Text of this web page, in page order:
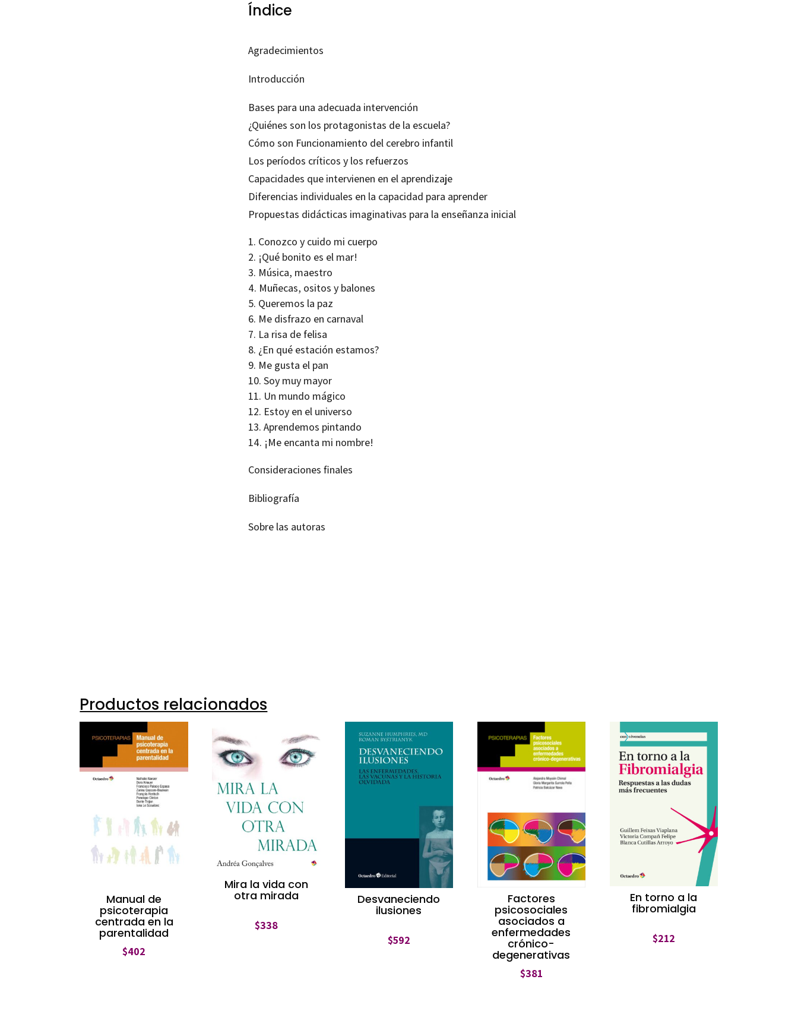
Índice
Agradecimientos
Introducción
Bases para una adecuada intervención
¿Quiénes son los protagonistas de la escuela?
Cómo son Funcionamiento del cerebro infantil
Los períodos críticos y los refuerzos
Capacidades que intervienen en el aprendizaje
Diferencias individuales en la capacidad para aprender
Propuestas didácticas imaginativas para la enseñanza inicial
Conozco y cuido mi cuerpo
¡Qué bonito es el mar!
Música, maestro
Muñecas, ositos y balones
Queremos la paz
Me disfrazo en carnaval
La risa de felisa
¿En qué estación estamos?
Me gusta el pan
Soy muy mayor
Un mundo mágico
Estoy en el universo
Aprendemos pintando
¡Me encanta mi nombre!
Consideraciones finales
Bibliografía
Sobre las autoras
Productos relacionados
Manual de
psicoterapia
centrada en la
parentalidad
$402
Mira la vida con
otra mirada
$338
Desvaneciendo
ilusiones
$592
Factores
psicosociales
asociados a
enfermedades
crónico-
degenerativas
$381
En torno a la
fibromialgia
$212